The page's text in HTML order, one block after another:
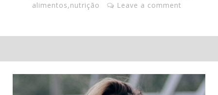
alimentos,nutrição Leave a comment